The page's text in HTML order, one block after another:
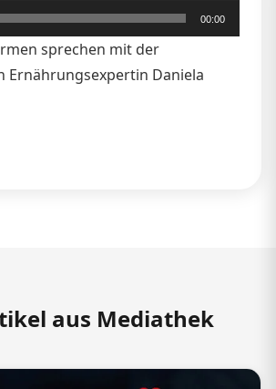
00:00
sprechen mit der
Ernährungsexpertin Daniela
aus Mediathek